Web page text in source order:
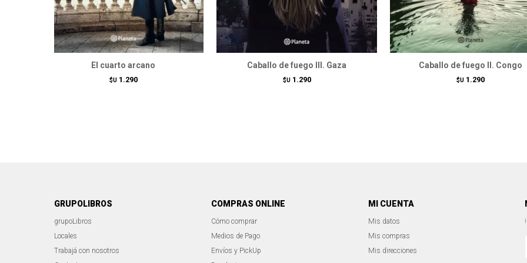
El cuarto arcano
$U 1.290
Caballo de fuego III. Gaza
$U 1.290
Caballo de fuego II. Congo
$U 1.290
GRUPOLIBROS
grupoLibros
Locales
Trabajá con nosotros
COMPRAS ONLINE
Cómo comprar
Medios de Pago
Envíos y PickUp
MI CUENTA
Mis datos
Mis compras
Mis direcciones